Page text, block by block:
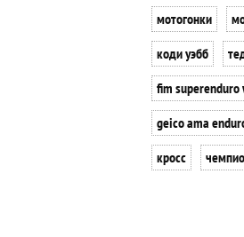
мотогонки
коди уэбб
fim
geico ama
кросс